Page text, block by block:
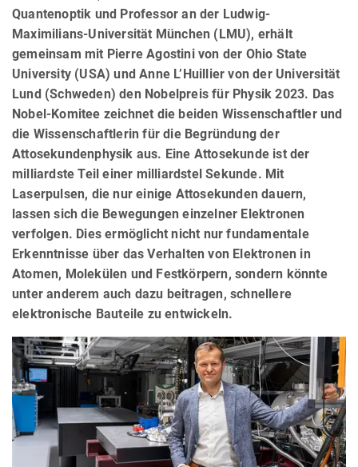
Quantenoptik und Professor an der Ludwig-
Maximilians-Universität München (LMU), erhält
gemeinsam mit Pierre Agostini von der Ohio State
University (USA) und Anne L’Huillier von der Universität
Lund (Schweden) den Nobelpreis für Physik 2023. Das
Nobel-Komitee zeichnet die beiden Wissenschaftler und
die Wissenschaftlerin für die Begründung der
Attosekundenphysik aus. Eine Attosekunde ist der
milliardste Teil einer milliardstel Sekunde. Mit
Laserpulsen, die nur einige Attosekunden dauern,
lassen sich die Bewegungen einzelner Elektronen
verfolgen. Dies ermöglicht nicht nur fundamentale
Erkenntnisse über das Verhalten von Elektronen in
Atomen, Molekülen und Festkörpern, sondern könnte
unter anderem auch dazu beitragen, schnellere
elektronische Bauteile zu entwickeln.